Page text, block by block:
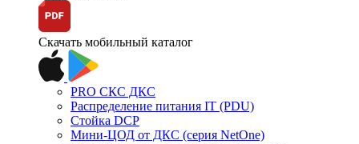
Скачать мобильный каталог
PRO СКС ДКС
Распределение питания IT (PDU)
Стойка DCP
Мини-ЦОД от ДКС (серия NetOne)